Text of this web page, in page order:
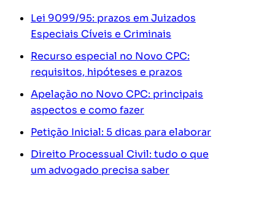
Lei 9099/95: prazos em Juizados
Especiais Cíveis e Criminais
Recurso especial no Novo CPC:
requisitos, hipóteses e prazos
Apelação no Novo CPC: principais
aspectos e como fazer
Petição Inicial: 5 dicas para elaborar
Direito Processual Civil: tudo o que
um advogado precisa saber